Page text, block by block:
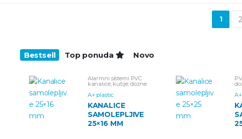
1 2
Bestsell Top ponuda Novo
Alarmni sistemi PVC
kanalice, kutije, dozne
A+ plastic
KANALICE
SAMOLEPLJIVE
25×16 MM